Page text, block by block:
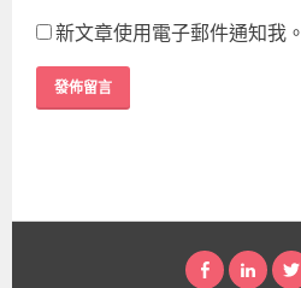
新文章使用電子郵件通知我。